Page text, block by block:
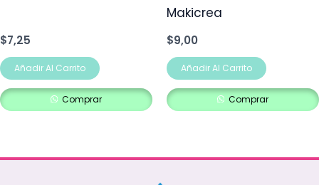
$7,25
Añadir Al Carrito
Comprar
Makicrea
$9,00
Añadir Al Carrito
Comprar